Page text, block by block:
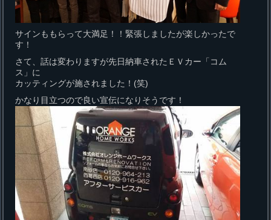
サインももらって大満足！！緊張しましたが楽しかったで
す！
さて、話は変わりますが先日納車されたＥＶカー「コム
ス」に
カッティングが施されました！(笑)
かなり目立つので良い宣伝になりそうです！